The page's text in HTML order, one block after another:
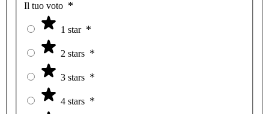
Il tuo voto
1 star
2 stars
3 stars
4 stars